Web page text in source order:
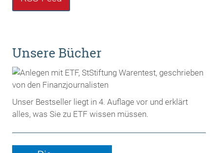
Unsere Bücher
Unser Bestseller liegt in 4. Auflage vor und erklärt
alles, was Sie zu ETF wissen müssen.